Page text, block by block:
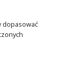
dopasować